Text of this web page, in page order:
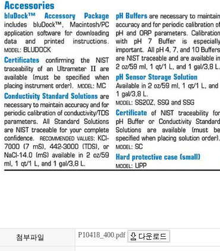
첨부파일 P10418_400.pdf